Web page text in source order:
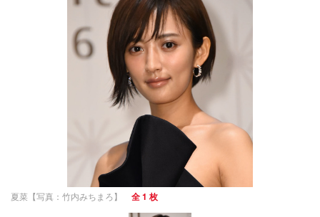
夏菜【写真：竹内みちまろ】 全 1 枚